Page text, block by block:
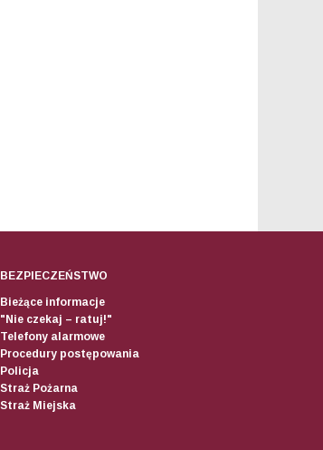
BEZPIECZEŃSTWO
Bieżące informacje
"Nie czekaj – ratuj!"
Telefony alarmowe
Procedury postępowania
Policja
Straż Pożarna
Straż Miejska